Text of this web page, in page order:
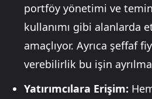
portföy yönetimi ve
kullanımı gibi alanlarda
amaçlıyor. Ayrıca şeffaf
verebilirlik bu işin
Yatırımcılara Erişim: